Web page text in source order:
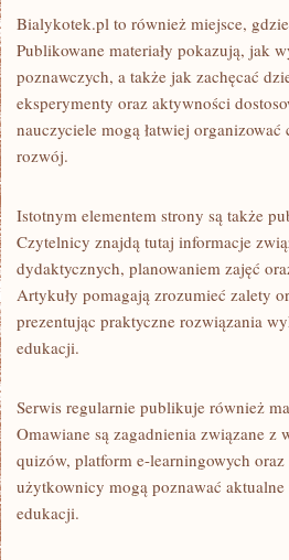
Bialykotek.pl to również miejsce,
Publikowane materiały pokazują, jak
poznawczych, a także jak zachęcać
eksperymenty oraz aktywności
nauczyciele mogą łatwiej
rozwój.
Istotnym elementem strony są także
Czytelnicy znajdą tutaj informacje
dydaktycznych, planowaniem zajęć
Artykuły pomagają zrozumieć zalety
prezentując praktyczne rozwiązania
edukacji.
Serwis regularnie publikuje również
Omawiane są zagadnienia związane
quizów, platform e-learningowych
użytkownicy mogą poznawać
edukacji.